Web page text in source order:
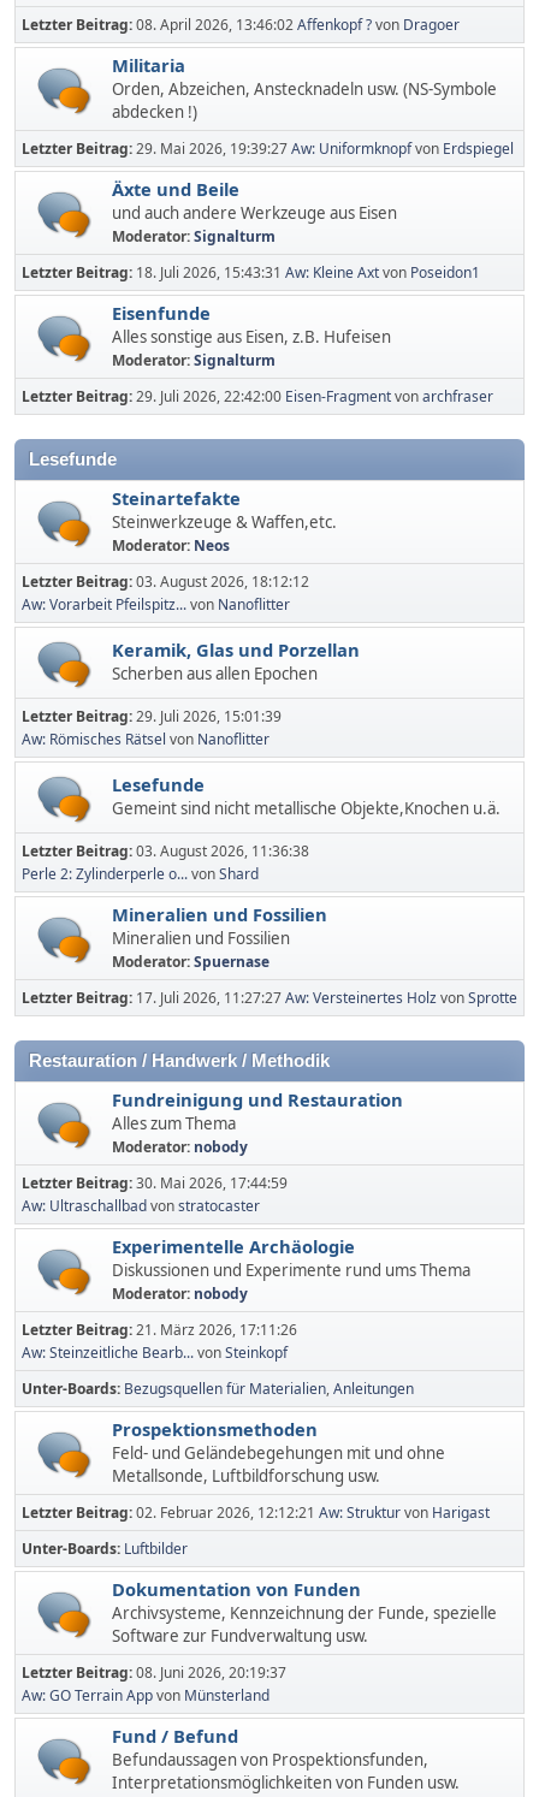
Letzter Beitrag:08. April 2026, 13:46:02Affenkopf ?von Dragoer
Militaria
Orden, Abzeichen, Anstecknadeln usw. (NS-Symbole
abdecken !)
Letzter Beitrag:29. Mai 2026, 19:39:27Aw: Uniformknopfvon Erdspiegel
Äxte und Beile
und auch andere Werkzeuge aus Eisen
Moderator:Signalturm
Letzter Beitrag: 18. Juli 2026, 15:43:31 Aw: Kleine Axtvon Poseidon1
Eisenfunde
Alles sonstige aus Eisen, z.B. Hufeisen
Moderator:Signalturm
Letzter Beitrag:29. Juli 2026, 22:42:00 Eisen-Fragmentvonarchfraser
Lesefunde
Steinartefakte
Steinwerkzeuge & Waffen,etc.
Moderator: Neos
Letzter Beitrag:03. August 2026, 18:12:12
Aw: Vorarbeit Pfeilspitz...von Nanoflitter
Keramik, Glas und Porzellan
Scherben aus allen Epochen
Letzter Beitrag:29. Juli 2026, 15:01:39
Aw: Römisches Rätsel von Nanoflitter
Lesefunde
Gemeint sind nicht metallische Objekte,Knochen u.ä.
Letzter Beitrag:03. August 2026, 11:36:38
Perle 2: Zylinderperle o...vonShard
Mineralien und Fossilien
Mineralien und Fossilien
Moderator:Spuernase
Letzter Beitrag: 17. Juli 2026, 11:27:27Aw: Versteinertes HolzvonSprotte
Restauration / Handwerk / Methodik
Fundreinigung und Restauration
Alles zum Thema
Moderator: nobody
Letzter Beitrag:30. Mai 2026, 17:44:59
Aw: Ultraschallbadvonstratocaster
Experimentelle Archäologie
Diskussionen und Experimente rund ums Thema
Moderator: nobody
Letzter Beitrag:21. März 2026, 17:11:26
Aw: Steinzeitliche Bearb...vonSteinkopf
Unter-Boards Bezugsquellen für Materialien Anleitungen
Prospektionsmethoden
Feld- und Geländebegehungen mit und ohne
Metallsonde, Luftbildforschung usw.
Letzter Beitrag:02. Februar 2026, 12:12:21 Aw: Strukturvon Harigast
Unter-Boards Luftbilder
Dokumentation von Funden
Archivsysteme, Kennzeichnung der Funde, spezielle
Software zur Fundverwaltung usw.
Letzter Beitrag:08. Juni 2026, 20:19:37
Aw: GO Terrain Appvon Münsterland
Fund / Befund
Befundaussagen von Prospektionsfunden,
Interpretationsmöglichkeiten von Funden usw.